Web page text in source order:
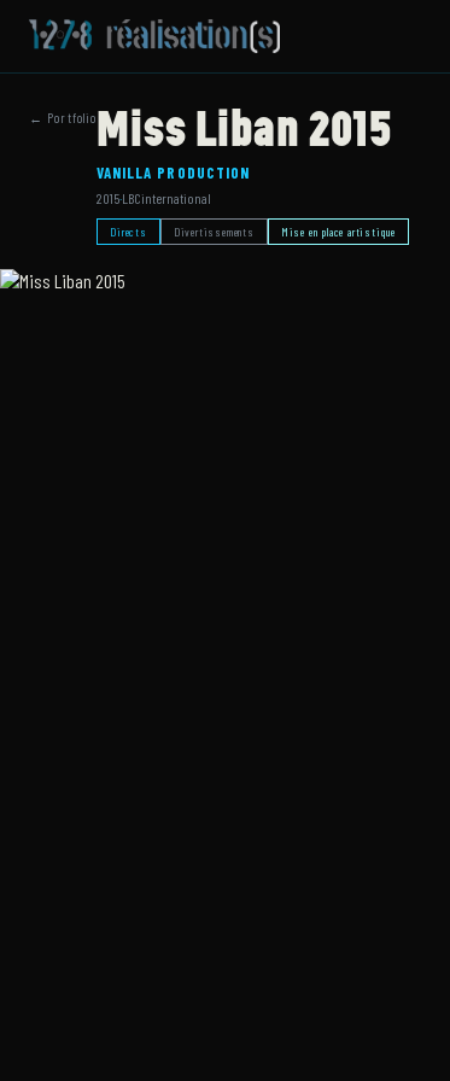
← PortfolioMiss Liban 2015
VANILLA PRODUCTION
2015·LBCinternational
Directs Divertissements Mise en place artistique